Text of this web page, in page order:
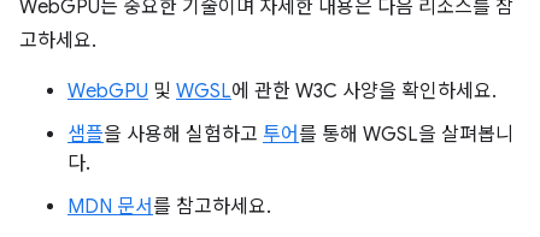
WebGPU는 중요한 기술이며 자세한 내용은 다음 리소스를 참
고하세요.
WebGPU 및 WGSL에 관한 W3C 사양을 확인하세요.
샘플을 사용해 실험하고 투어를 통해 WGSL을 살펴봅니
다.
MDN 문서를 참고하세요.